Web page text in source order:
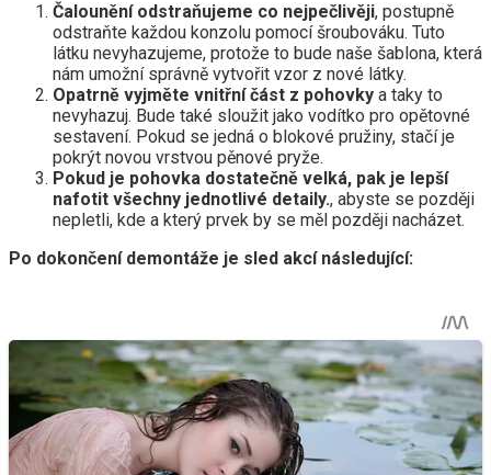
Čalounění odstraňujeme co nejpečlivěji, postupně
odstraňte každou konzolu pomocí šroubováku. Tuto
látku nevyhazujeme, protože to bude naše šablona, ​​která
nám umožní správně vytvořit vzor z nové látky.
Opatrně vyjměte vnitřní část z pohovky a taky to
nevyhazuj. Bude také sloužit jako vodítko pro opětovné
sestavení. Pokud se jedná o blokové pružiny, stačí je
pokrýt novou vrstvou pěnové pryže.
Pokud je pohovka dostatečně velká, pak je lepší
nafotit všechny jednotlivé detaily., abyste se později
nepletli, kde a který prvek by se měl později nacházet.
Po dokončení demontáže je sled akcí následující: